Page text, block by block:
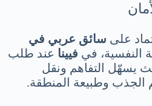
على سائق عربي في
النفسية، في فيينا عند طلب
يسهّل التفاهم ونقل
الجذب وطبيعة المنطقة.